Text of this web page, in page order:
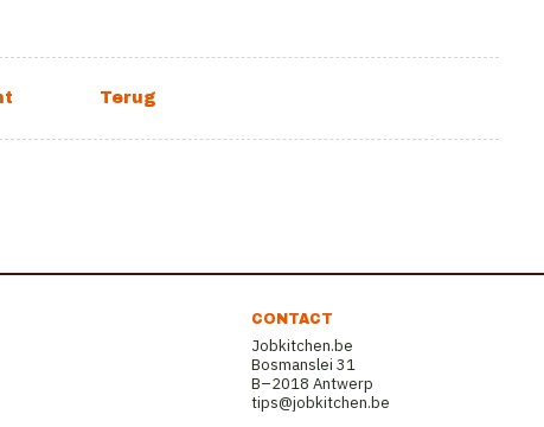
CONTACT
Jobkitchen.be
Bosmanslei 31
B–2018 Antwerp
tips@jobkitchen.be